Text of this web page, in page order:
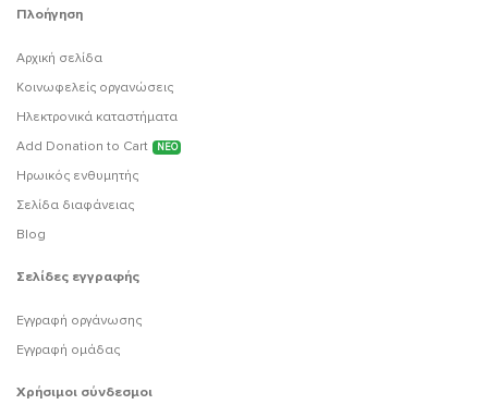
Πλοήγηση
Αρχική σελίδα
Κοινωφελείς οργανώσεις
Ηλεκτρονικά καταστήματα
Add Donation to Cart
ΝΕΟ
Ηρωικός ενθυμητής
Σελίδα διαφάνειας
Blog
Σελίδες εγγραφής
Εγγραφή οργάνωσης
Εγγραφή ομάδας
Χρήσιμοι σύνδεσμοι